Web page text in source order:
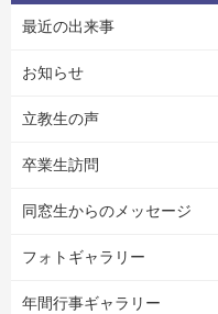
最近の出来事
お知らせ
立教生の声
卒業生訪問
同窓生からのメッセージ
フォトギャラリー
年間行事ギャラリー